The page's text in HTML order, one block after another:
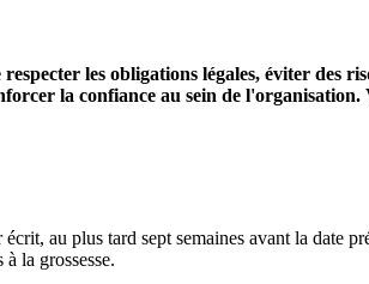
les obligations légales, éviter
la confiance au sein de
au plus tard sept semaines avant la date
la grossesse.